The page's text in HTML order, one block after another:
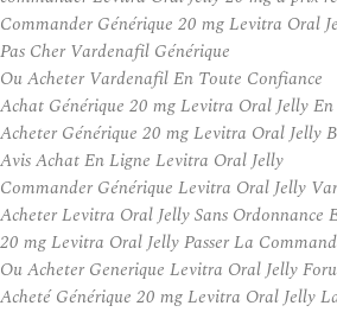
Commander Générique 20 mg Levitra Oral
Pas Cher Vardenafil Générique
Ou Acheter Vardenafil En Toute Confiance
Achat Générique 20 mg Levitra Oral Jelly
Acheter Générique 20 mg Levitra Oral Jelly
Avis Achat En Ligne Levitra Oral Jelly
Commander Générique Levitra Oral Jelly
Acheter Levitra Oral Jelly Sans Ordonnance
20 mg Levitra Oral Jelly Passer La
Ou Acheter Generique Levitra Oral Jelly
Acheté Générique 20 mg Levitra Oral Jelly